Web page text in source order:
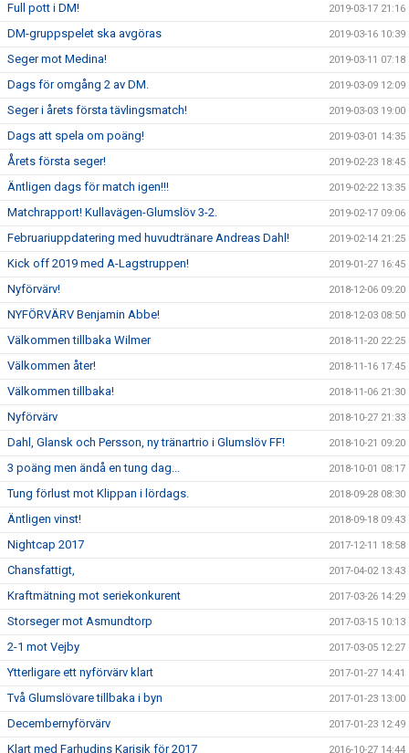
Full pott i DM! 2019-03-17 21:16
DM-gruppspelet ska avgöras 2019-03-16 10:39
Seger mot Medina! 2019-03-11 07:18
Dags för omgång 2 av DM. 2019-03-09 12:09
Seger i årets första tävlingsmatch! 2019-03-03 19:00
Dags att spela om poäng! 2019-03-01 14:35
Årets första seger! 2019-02-23 18:45
Äntligen dags för match igen!!! 2019-02-22 13:35
Matchrapport! Kullavägen-Glumslöv 3-2. 2019-02-17 09:06
Februariuppdatering med huvudtränare Andreas Dahl! 2019-02-14 21:25
Kick off 2019 med A-Lagstruppen! 2019-01-27 16:45
Nyförvärv! 2018-12-06 09:20
NYFÖRVÄRV Benjamin Abbe! 2018-12-03 08:50
Välkommen tillbaka Wilmer 2018-11-20 22:25
Välkommen åter! 2018-11-16 17:45
Välkommen tillbaka! 2018-11-06 21:30
Nyförvärv 2018-10-27 21:33
Dahl, Glansk och Persson, ny tränartrio i Glumslöv FF! 2018-10-21 09:20
3 poäng men ändå en tung dag... 2018-10-01 08:17
Tung förlust mot Klippan i lördags. 2018-09-28 08:30
Äntligen vinst! 2018-09-18 09:43
Nightcap 2017 2017-12-11 18:58
Chansfattigt, 2017-04-02 13:43
Kraftmätning mot seriekonkurent 2017-03-26 14:29
Storseger mot Asmundtorp 2017-03-15 10:13
2-1 mot Vejby 2017-03-05 12:27
Ytterligare ett nyförvärv klart 2017-01-27 14:41
Två Glumslövare tillbaka i byn 2017-01-23 13:00
Decembernyförvärv 2017-01-23 12:49
Klart med Farhudins Karisik för 2017 2016-10-27 14:44